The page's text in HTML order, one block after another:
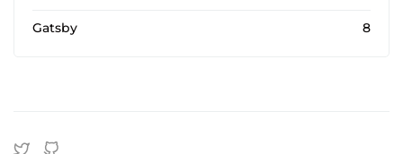
Gatsby 8